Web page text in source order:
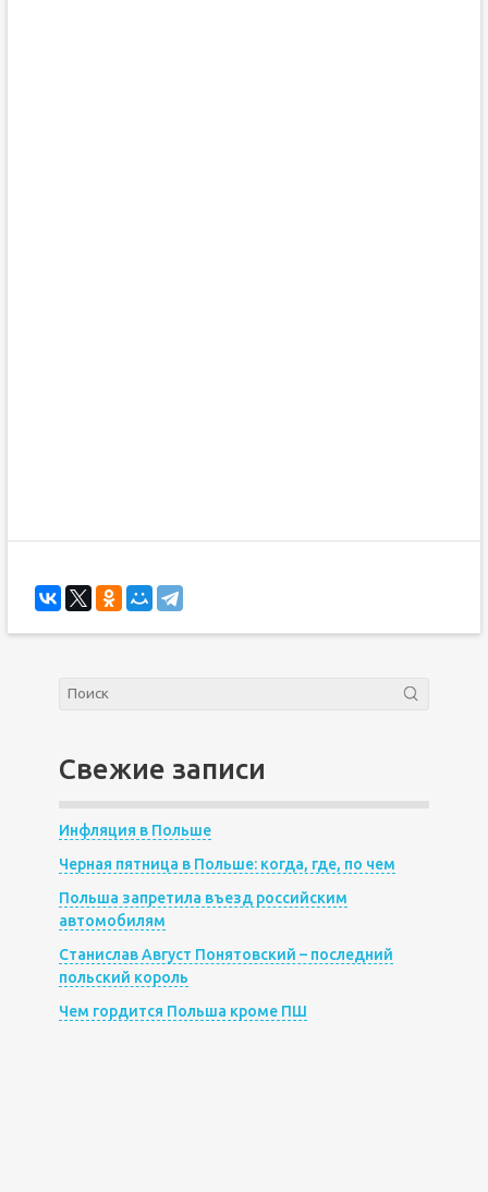
Свежие записи
Инфляция в Польше
Черная пятница в Польше: когда, где, по чем
Польша запретила въезд российским
автомобилям
Станислав Август Понятовский – последний
польский король
Чем гордится Польша кроме ПШ